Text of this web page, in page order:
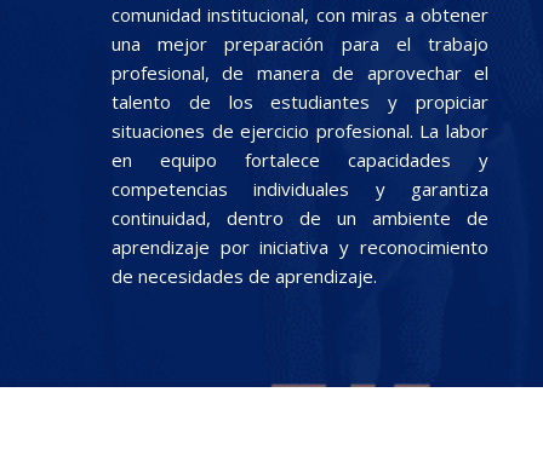
comunidad institucional, con miras a obtener
una mejor preparación para el trabajo
profesional, de manera de aprovechar el
talento de los estudiantes y propiciar
situaciones de ejercicio profesional. La labor
en equipo fortalece capacidades y
competencias individuales y garantiza
continuidad, dentro de un ambiente de
aprendizaje por iniciativa y reconocimiento
de necesidades de aprendizaje.